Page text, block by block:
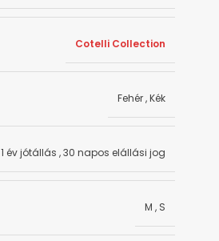
Cotelli Collection
Fehér,Kék
1 év jótállás ,30 napos elállási jog
M , S